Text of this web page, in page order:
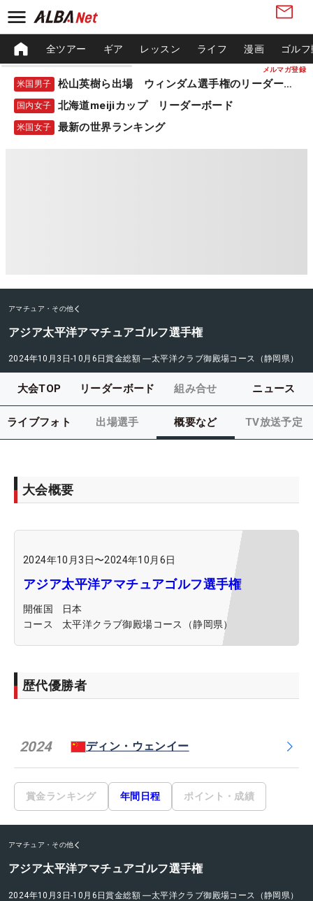
メルマガ登録
全ツアー ギア レッスン ライフ 漫画 ゴル
米国男子 松山英樹ら出場 ウィンダム選手権のリーダーボード
国内女子 北海道meijiカップ リーダーボード
米国女子 最新の世界ランキング
アマチュア・その他
アジア太平洋アマチュアゴルフ選手権
2024年10月3日-10月6日賞金総額 ―太平洋クラブ御殿場コース（静岡県）
大会TOP リーダーボード 組み合せ ニュース
ライブフォト 出場選手 概要など TV放送予定
大会概要
2024年10月3日〜2024年10月6日
アジア太平洋アマチュアゴルフ選手権
開催国
日本
コース
太平洋クラブ御殿場コース（静岡県）
歴代優勝者
2024 ディン・ウェンイー
賞金ランキング 年間日程 ポイント・成績
アマチュア・その他
アジア太平洋アマチュアゴルフ選手権
2024年10月3日-10月6日賞金総額 ―太平洋クラブ御殿場コース（静岡県）